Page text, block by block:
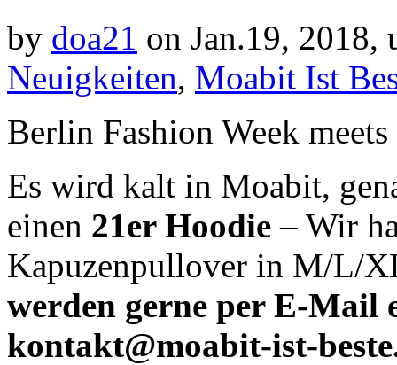
by doa21 on Jan.19, 2018,
Neuigkeiten, Moabit Ist
Berlin Fashion Week meets
Es wird kalt in Moabit,
einen 21er Hoodie – Wir
Kapuzenpullover in M/L/
werden gerne per E-Mail
kontakt@moabit-ist-